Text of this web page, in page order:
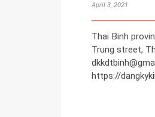
April 3, 2021
Thai Binh
Trung street,
https://